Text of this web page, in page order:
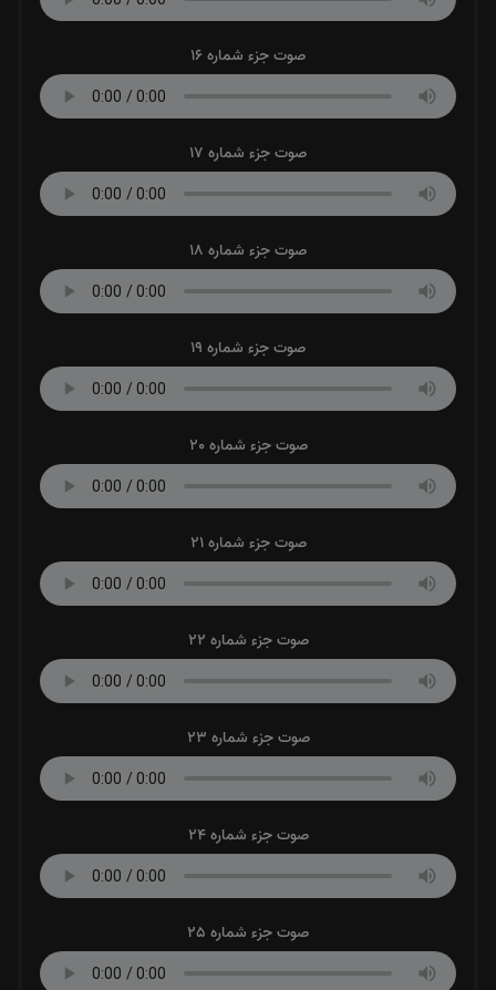
صوت جزء شماره 16
صوت جزء شماره 17
صوت جزء شماره 18
صوت جزء شماره 19
صوت جزء شماره 20
صوت جزء شماره 21
صوت جزء شماره 22
صوت جزء شماره 23
صوت جزء شماره 24
صوت جزء شماره 25